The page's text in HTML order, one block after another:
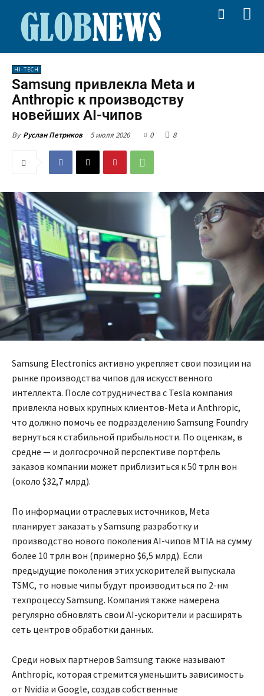
HI-TECH
Samsung привлекла Meta и
Anthropic к производству
новейших AI-чипов
By Руслан Петриков 5 июля 2026 0 8
Samsung Electronics активно укрепляет свои позиции на
рынке производства чипов для искусственного
интеллекта. После сотрудничества с Tesla компания
привлекла новых крупных клиентов-Meta и Anthropic,
что должно помочь ее подразделению Samsung Foundry
вернуться к стабильной прибыльности. По оценкам, в
средне — и долгосрочной перспективе портфель
заказов компании может приблизиться к 50 трлн вон
(около $32,7 млрд).
По информации отраслевых источников, Meta
планирует заказать у Samsung разработку и
производство нового поколения AI-чипов MTIA на сумму
более 10 трлн вон (примерно $6,5 млрд). Если
предыдущие поколения этих ускорителей выпускала
TSMC, то новые чипы будут производиться по 2-нм
техпроцессу Samsung. Компания также намерена
регулярно обновлять свои AI-ускорители и расширять
сеть центров обработки данных.
Среди новых партнеров Samsung также называют
Anthropic, которая стремится уменьшить зависимость
от Nvidia и Google, создав собственные